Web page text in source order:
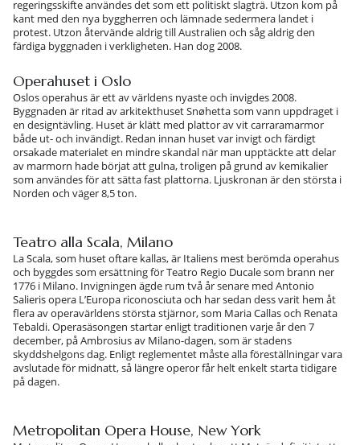
regeringsskifte användes det som ett politiskt slagträ. Utzon kom på
kant med den nya byggherren och lämnade sedermera landet i
protest. Utzon återvände aldrig till Australien och såg aldrig den
färdiga byggnaden i verkligheten. Han dog 2008.
Operahuset i Oslo
Oslos operahus är ett av världens nyaste och invigdes 2008.
Byggnaden är ritad av arkitekthuset Snøhetta som vann uppdraget i
en designtävling. Huset är klätt med plattor av vit carraramarmor
både ut- och invändigt. Redan innan huset var invigt och färdigt
orsakade materialet en mindre skandal när man upptäckte att delar
av marmorn hade börjat att gulna, troligen på grund av kemikalier
som användes för att sätta fast plattorna. Ljuskronan är den största i
Norden och väger 8,5 ton.
Teatro alla Scala, Milano
La Scala, som huset oftare kallas, är Italiens mest berömda operahus
och byggdes som ersättning för Teatro Regio Ducale som brann ner
1776 i Milano. Invigningen ägde rum två år senare med Antonio
Salieris opera L’Europa riconosciuta och har sedan dess varit hem åt
flera av operavärldens största stjärnor, som Maria Callas och Renata
Tebaldi. Operasäsongen startar enligt traditionen varje år den 7
december, på Ambrosius av Milano-dagen, som är stadens
skyddshelgons dag. Enligt reglementet måste alla föreställningar vara
avslutade för midnatt, så längre operor får helt enkelt starta tidigare
på dagen.
Metropolitan Opera House, New York